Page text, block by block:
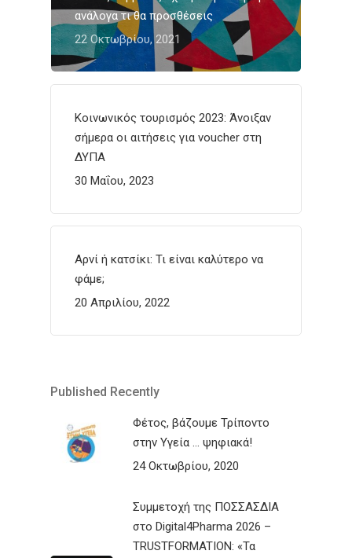
ανάλογα τι θα προσθέσεις
22 Οκτωβρίου, 2021
Κοινωνικός τουρισμός 2023: Άνοιξαν
σήμερα οι αιτήσεις για voucher στη
ΔΥΠΑ
30 Μαΐου, 2023
Αρνί ή κατσίκι: Τι είναι καλύτερο να
φάμε;
20 Απριλίου, 2022
Published Recently
Φέτος, βάζουμε Τρίποντο
στην Υγεία … ψηφιακά!
24 Οκτωβρίου, 2020
Συμμετοχή της ΠΟΣΣΑΣΔΙΑ
στο Digital4Pharma 2026 –
TRUSTFORMATION: «Τα